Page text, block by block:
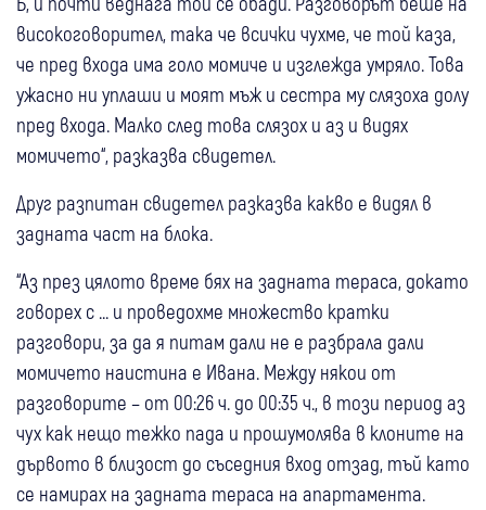
високоговорител, така че всички чухме, че той каза,
че пред входа има голо момиче и изглежда умряло. Това
ужасно ни уплаши и моят мъж и сестра му слязоха долу
пред входа. Малко след това слязох и аз и видях
момичето“, разказва свидетел.
Друг разпитан свидетел разказва какво е видял в
задната част на блока.
“Аз през цялото време бях на задната тераса, докато
говорех с ... и проведохме множество кратки
разговори, за да я питам дали не е разбрала дали
момичето наистина е Ивана. Между някои от
разговорите – от 00:26 ч. до 00:35 ч., в този период аз
чух как нещо тежко пада и прошумолява в клоните на
дървото в близост до съседния вход отзад, тъй като
се намирах на задната тераса на апартамента.